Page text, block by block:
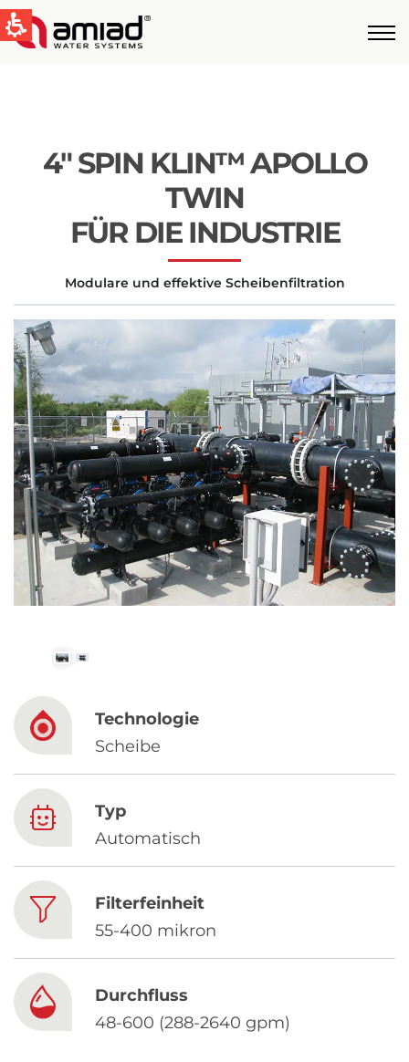
Global
English
United States
English
English
Spain & LATAM
Spanish
Russia
Russian
France
French
China
Based on your current location, we recommend
4″ SPIN KLIN™ APOLLO
TWIN
FÜR DIE INDUSTRIE
Modulare und effektive Scheibenfiltration
Technologie
Scheibe
Typ
Automatisch
Filterfeinheit
55-400 mikron
Durchfluss
48-600 (288-2640 gpm)